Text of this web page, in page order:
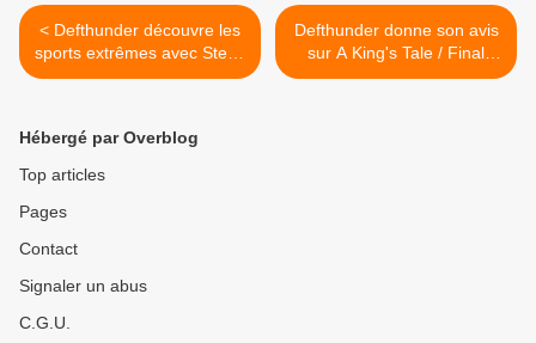
< Defthunder découvre les
sports extrêmes avec Steep
!
Defthunder donne son avis
sur A King's Tale / Final
Fantasy XV ( Gameplay -
Hébergé par Overblog
Top articles
Pages
Contact
Signaler un abus
C.G.U.